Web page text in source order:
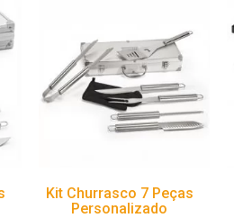
Kit Churrasco 7 Peças
Personalizado